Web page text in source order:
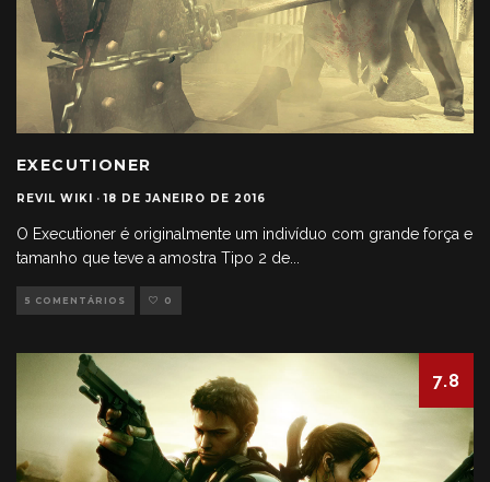
EXECUTIONER
REVIL WIKI · 18 DE JANEIRO DE 2016
​O Executioner é originalmente um indivíduo com grande força e
tamanho que teve a amostra Tipo 2 de
5 COMENTÁRIOS 0
7.8